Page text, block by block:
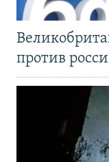
против